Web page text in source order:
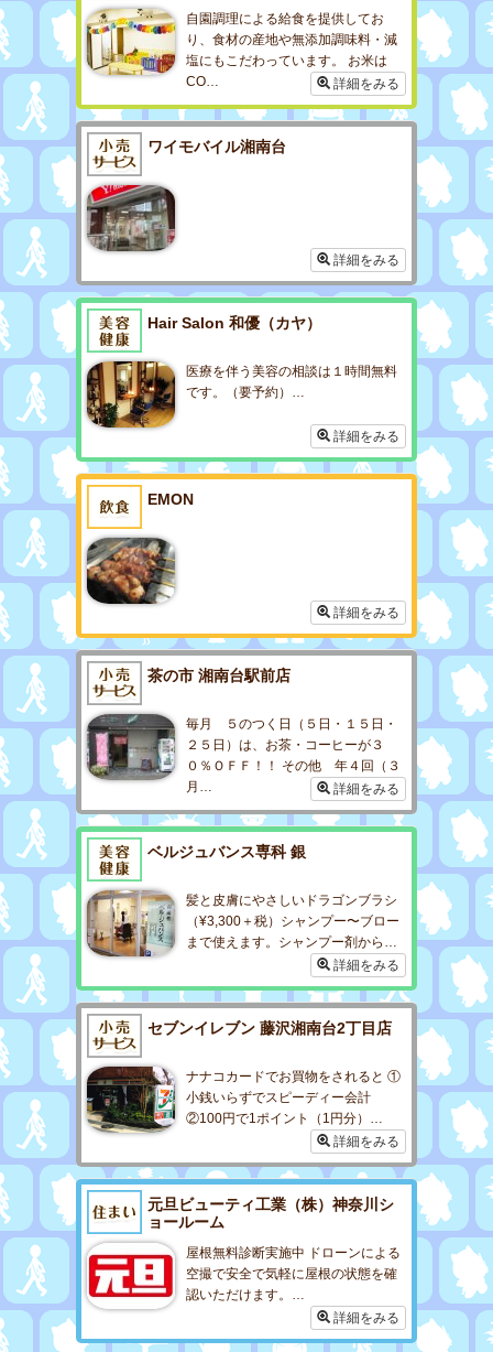
自園調理による給食を提供してお
り、食材の産地や無添加調味料・減
塩にもこだわっています。 お米は
CO…
詳細をみる
ワイモバイル湘南台
詳細をみる
Hair Salon 和優（カヤ）
医療を伴う美容の相談は１時間無料
です。（要予約）…
詳細をみる
EMON
詳細をみる
茶の市 湘南台駅前店
毎月 ５のつく日（５日・１５日・
２５日）は、お茶・コーヒーが３
０％ＯＦＦ！！ その他 年４回（３
月…
詳細をみる
ベルジュバンス専科 銀
髪と皮膚にやさしいドラゴンブラシ
（¥3,300＋税）シャンプー〜ブロー
まで使えます。シャンプー剤から…
詳細をみる
セブンイレブン 藤沢湘南台2丁目店
ナナコカードでお買物をされると ①
小銭いらずでスピーディー会計
②100円で1ポイント（1円分）…
詳細をみる
元旦ビューティ工業（株）神奈川シ
ョールーム
屋根無料診断実施中 ドローンによる
空撮で安全で気軽に屋根の状態を確
認いただけます。…
詳細をみる